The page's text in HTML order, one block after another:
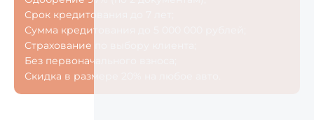
Срок кредитования до 7 лет;
Сумма кредитования до 5 000 000 рублей;
Страхование по выбору клиента;
Без первоначального взноса;
Скидка в размере 20% на любое авто.